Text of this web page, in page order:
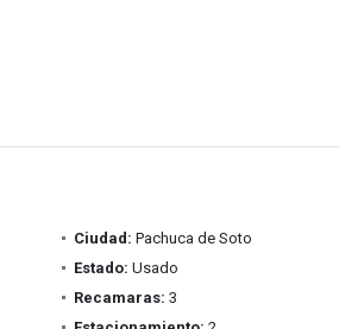
Ciudad: Pachuca de Soto
Estado: Usado
Recamaras: 3